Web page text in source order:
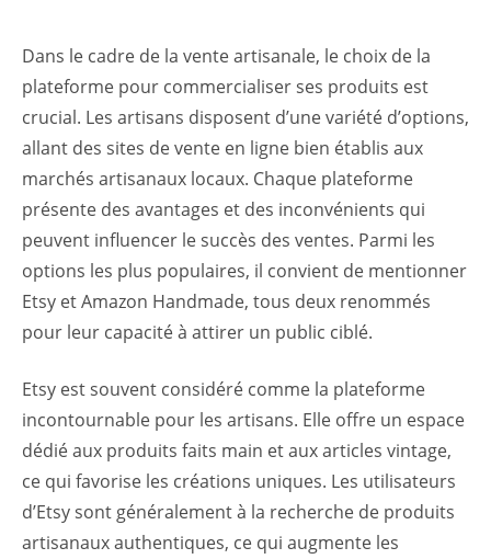
Dans le cadre de la vente artisanale, le choix de la
plateforme pour commercialiser ses produits est
crucial. Les artisans disposent d’une variété d’options,
allant des sites de vente en ligne bien établis aux
marchés artisanaux locaux. Chaque plateforme
présente des avantages et des inconvénients qui
peuvent influencer le succès des ventes. Parmi les
options les plus populaires, il convient de mentionner
Etsy et Amazon Handmade, tous deux renommés
pour leur capacité à attirer un public ciblé.
Etsy est souvent considéré comme la plateforme
incontournable pour les artisans. Elle offre un espace
dédié aux produits faits main et aux articles vintage,
ce qui favorise les créations uniques. Les utilisateurs
d’Etsy sont généralement à la recherche de produits
artisanaux authentiques, ce qui augmente les